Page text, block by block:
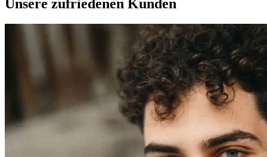
Unsere zufriedenen Kunden